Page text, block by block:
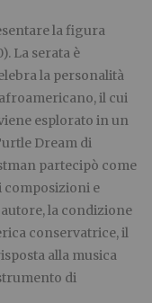
la figura
La serata è
la personalità
il cui
esplorato in un
Dream di
partecipò come
composizioni e
la condizione
conservatrice, il
alla musica
di